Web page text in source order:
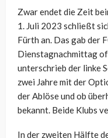
Zwar endet die Zeit
1. Juli 2023 schließt
Fürth an. Das gab der
Dienstagnachmittag
unterschrieb der linke
zwei Jahre mit der
der Ablöse und ob
bekannt. Beide Klubs
In der zweiten Hälfte